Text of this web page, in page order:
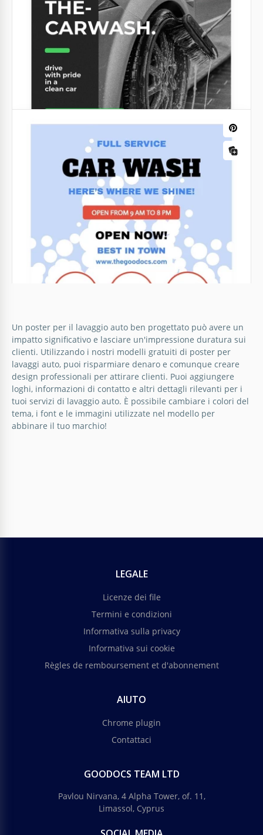
Poster Lavaggio Auto Elegante
Il tuo servizio di lavaggio auto ha cessato di essere
redditizio? Forse è il momento di pensare alla
promozione dell'azienda.
Poster del lavaggio auto scuro.
Stai iniziando a pubblicizzare il tuo autolavaggio?
Non ha senso spendere molti soldi per designer
grafici e i loro servizi.
Google Docs
puoi comunicare efficacemente i tuoi servizi di
Un poster per il lavaggio auto ben progettato può avere un
impatto significativo e lasciare un'impressione duratura sui
clienti. Utilizzando i nostri modelli gratuiti di poster per
lavaggi auto, puoi risparmiare denaro e comunque creare
design professionali per attirare clienti. Puoi aggiungere
loghi, informazioni di contatto e altri dettagli rilevanti per i
tuoi servizi di lavaggio auto. È possibile cambiare i colori del
tema, i font e le immagini utilizzate nel modello per
abbinare il tuo marchio!
LEGALE
Licenze dei file
Termini e condizioni
Informativa sulla privacy
Informativa sui cookie
Règles de remboursement et d'abonnement
AIUTO
Chrome plugin
Contattaci
GOODOCS TEAM LTD
Pavlou Nirvana, 4 Alpha Tower, of. 11,
Limassol, Cyprus